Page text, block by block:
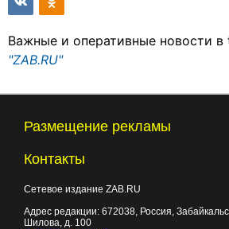
Важные и оперативные новости в
"ZAB.RU"
Размещение рекламы
Контакты
Сетевое издание ZAB.RU
Адрес редакции: 672038, Россия,
Шилова, д. 100